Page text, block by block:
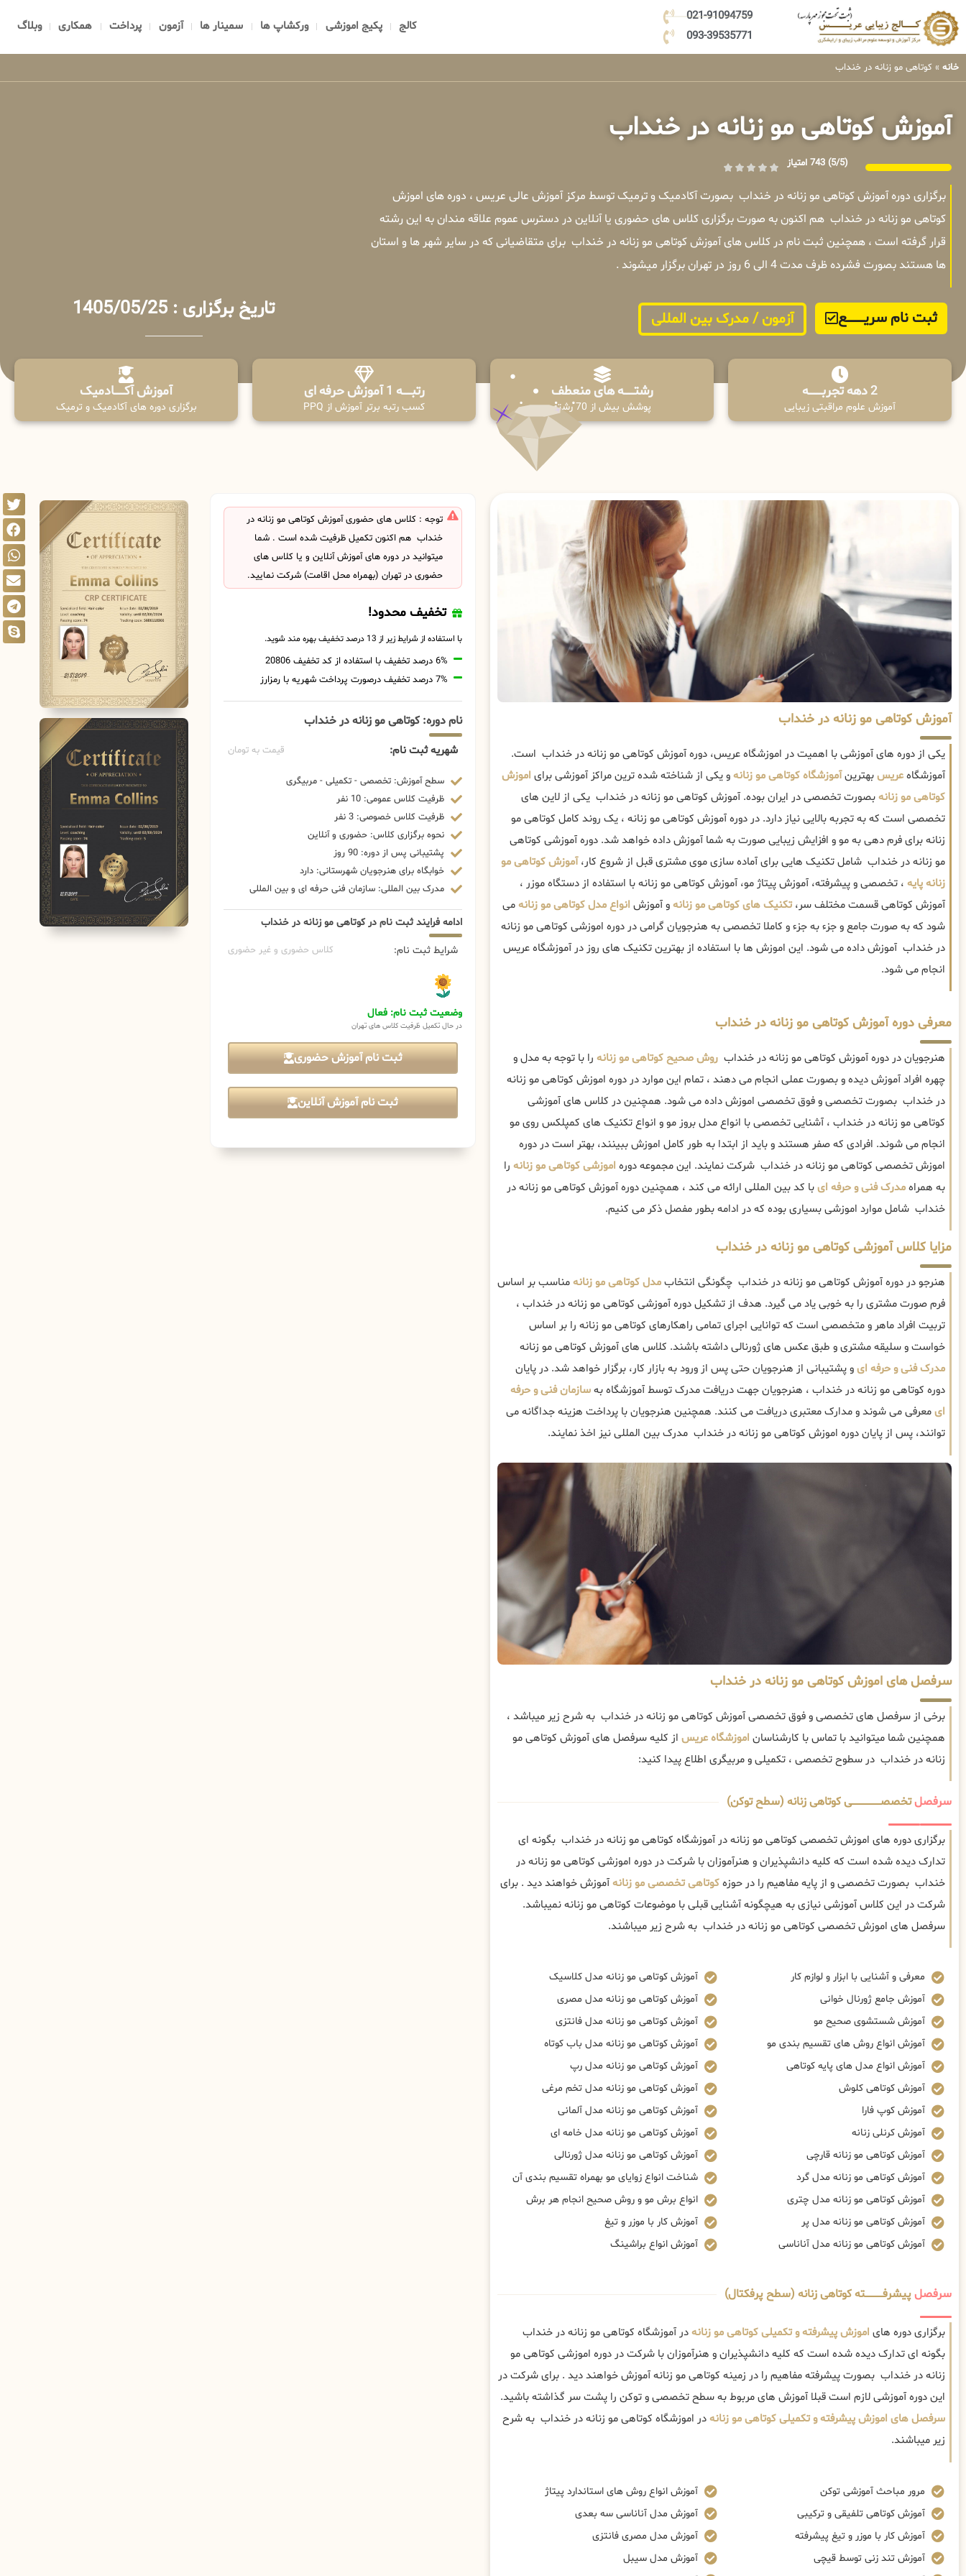
021-91094759
093-39535771
کالج پکیج اموزشی ورکشاپ ها سمینار ها آزمون پرداخت همکاری وبلاگ
خانه » کوتاهی مو زنانه در خنداب
آموزش کوتاهی مو زنانه در خنداب
(5/5) 743 امتیاز
برگزاری دوره آموزش کوتاهی مو زنانه در خنداب بصورت آکادمیک و ترمیک توسط مرکز آموزش عالی عریس ، دوره های اموزش
کوتاهی مو زنانه در خنداب هم اکنون به صورت برگزاری کلاس های حضوری یا آنلاین در دسترس عموم علاقه مندان به این رشته
قرار گرفته است ، همچنین ثبت نام در کلاس های آموزش کوتاهی مو زنانه در خنداب برای متقاضیانی که در سایر شهر ها و استان
ها هستند بصورت فشرده ظرف مدت 4 الی 6 روز در تهران برگزار میشوند .
ثبت نام سریــــــــــــع آزمون / مدرک بین المللی تاریخ برگزاری : 1405/05/25
2 دهه تجربـــــــــه
آموزش علوم مراقبتی زیبایی
رشتـــــــه های منعطف
پوشش بیش از 70 رشته
رتبــــــه 1 آموزش حرفه ای
کسب رتبه برتر آموزش از PPQ
آموزش آکـــــــادمیک
برگزاری دوره های آکادمیک و ترمیک
آموزش کوتاهی مو زنانه در خنداب
یکی از دوره های آموزشی با اهمیت در اموزشگاه عریس، دوره آموزش کوتاهی مو زنانه در خنداب است.
آموزشگاهعریسبهترینآموزشگاه کوتاهی مو زنانهو یکی از شناخته شده ترین مراکز آموزشی برای اموزش
کوتاهی مو زنانهبصورت تخصصی در ایران بوده. آموزش کوتاهی مو زنانه در خنداب یکی از لاین های
تخصصی است که به تجربه بالایی نیاز دارد. در دوره آموزش کوتاهی مو زنانه ، یک روند کامل کوتاهی مو
زنانه برای فرم دهی به مو و افزایش زیبایی صورت به شما آموزش داده خواهد شد. دوره آموزشی کوتاهی
مو زنانه در خنداب شامل تکنیک هایی برای آماده سازی موی مشتری قبل از شروع کار،آموزش کوتاهی مو
زنانه پایه ، تخصصی و پیشرفته، آموزش پیتاژ مو، آموزش کوتاهی مو زنانه با استفاده از دستگاه موزر ،
آموزش کوتاهی قسمت مختلف سر،تکنیک های کوتاهی مو زنانهو آموزش انواع مدل کوتاهی مو زنانهمی
شود که به صورت جامع و جزء به جزء و کاملا تخصصی به هنرجویان گرامی در دوره اموزشی کوتاهی مو زنانه
در خنداب آموزش داده می شود. این اموزش ها با استفاده از بهترین تکنیک های روز در آموزشگاه عریس
انجام می شود.
معرفی دوره آموزش کوتاهی مو زنانه در خنداب
هنرجویان در دوره آموزش کوتاهی مو زنانه در خنداب روش صحیح کوتاهی مو زنانه را با توجه به مدل و
چهره افراد آموزش دیده و بصورت عملی انجام می دهند ، تمام این موارد در دوره اموزش کوتاهی مو زنانه
در خنداب بصورت تخصصی و فوق تخصصی اموزش داده می شود. همچنین در کلاس های آموزشی
کوتاهی مو زنانه در خنداب ، آشنایی تخصصی با انواع مدل بروز مو و انواع تکنیک های کمپلکس روی مو
انجام می شوند. افرادی که صفر هستند و باید از ابتدا به طور کامل اموزش ببینند، بهتر است در دوره
اموزش تخصصی کوتاهی مو زنانه در خنداب شرکت نمایند. این مجموعه دوره اموزشی کوتاهی مو زنانه را
به همراهمدرک فنی و حرفه ایبا کد بین المللی ارائه می کند ، همچنین دوره آموزش کوتاهی مو زنانه در
خنداب شامل موارد اموزشی بسیاری بوده که در ادامه بطور مفصل ذکر می کنیم.
مزایا کلاس آموزشی کوتاهی مو زنانه در خنداب
هنرجو در دوره آموزش کوتاهی مو زنانه در خنداب چگونگی انتخابمدل کوتاهی مو زنانهمناسب بر اساس
فرم صورت مشتری را به خوبی یاد می گیرد. هدف از تشکیل دوره آموزشی کوتاهی مو زنانه در خنداب ،
تربیت افراد ماهر و متخصصی است که توانایی اجرای تمامی راهکارهای کوتاهی مو زنانه را بر اساس
خواست و سلیقه مشتری و طبق عکس های ژورنالی داشته باشند. کلاس های آموزش کوتاهی مو زنانه
مدرک فنی و حرفه ایو پشتیبانی از هنرجویان حتی پس از ورود به بازار کار، برگزار خواهد شد. در پایان
دوره کوتاهی مو زنانه در خنداب ، هنرجویان جهت دریافت مدرک توسط آموزشگاه بهسازمان فنی و حرفه
ایمعرفی می شوند و مدارک معتبری دریافت می کنند. همچنین هنرجویان با پرداخت هزینه جداگانه می
توانند، پس از پایان دوره اموزش کوتاهی مو زنانه در خنداب مدرک بین المللی نیز اخذ نمایند.
سرفصل های اموزش کوتاهی مو زنانه در خنداب
برخی از سرفصل های تخصصی و فوق تخصصی آموزش کوتاهی مو زنانه در خنداب به شرح زیر میباشد ،
همچنین شما میتوانید با تماس با کارشناسان اموزشگاه عریس از کلیه سرفصل های آموزش کوتاهی مو
زنانه در خنداب در سطوح تخصصی ، تکمیلی و مربیگری اطلاع پیدا کنید:
سرفصلتخصصــــــــــــــــــــی کوتاهی زنانه (سطح توکن)
برگزاری دوره های اموزش تخصصی کوتاهی مو زنانه در آموزشگاه کوتاهی مو زنانه در خنداب بگونه ای
تدارک دیده شده است که کلیه دانشپذیران و هنرآموزان با شرکت در دوره اموزشی کوتاهی مو زنانه در
خنداب بصورت تخصصی و از پایه مفاهیم را در حوزهکوتاهی تخصصی مو زنانهآموزش خواهند دید . برای
شرکت در این کلاس آموزشی نیازی به هیچگونه آشنایی قبلی با موضوعات کوتاهی مو زنانه نمیباشد.
سرفصل های اموزش تخصصی کوتاهی مو زنانه در خنداب به شرح زیر میباشند.
معرفی و آشنایی با ابزار و لوازم کار
آموزش جامع ژورنال خوانی
آموزش شستشوی صحیح مو
آموزش انواع روش های تقسیم بندی مو
آموزش انواع مدل های پایه کوتاهی
آموزش کوتاهی کلوش
آموزش کوپ فارا
آموزش کرنلی زنانه
آموزش کوتاهی مو زنانه قارچی
آموزش کوتاهی مو زنانه مدل گرد
آموزش کوتاهی مو زنانه مدل چتری
آموزش کوتاهی مو زنانه مدل پر
آموزش کوتاهی مو زنانه مدل آناناسی
آموزش کوتاهی مو زنانه مدل کلاسیک
آموزش کوتاهی مو زنانه مدل مصری
آموزش کوتاهی مو زنانه مدل فانتزی
آموزش کوتاهی مو زنانه مدل باب کوتاه
آموزش کوتاهی مو زنانه مدل رپ
آموزش کوتاهی مو زنانه مدل تخم مرغی
آموزش کوتاهی مو زنانه مدل آلمانی
آموزش کوتاهی مو زنانه مدل خامه ای
آموزش کوتاهی مو زنانه مدل ژورنالی
شناخت انواع زوایای مو بهمراه تقسیم بندی آن
انواع برش مو و روش صحیح انجام هر برش
آموزش کار با موزر و تیغ
آموزش انواع براشینگ
سرفصلپیشرفــــــــــــته کوتاهی زنانه (سطح پرفکتال)
برگزاری دوره های اموزش پیشرفته و تکمیلی کوتاهی مو زنانهدر آموزشگاه کوتاهی مو زنانه در خنداب
بگونه ای تدارک دیده شده است که کلیه دانشپذیران و هنرآموزان با شرکت در دوره اموزشی کوتاهی مو
زنانه در خنداب بصورت پیشرفته مفاهیم را در زمینه کوتاهی مو زنانه آموزش خواهند دید . برای شرکت در
این دوره آموزشی لازم است قبلا آموزش های مربوط به سطح تخصصی و توکن را پشت سر گذاشته باشید.
سرفصل های اموزش پیشرفته و تکمیلی کوتاهی مو زنانهدر اموزشگاه کوتاهی مو زنانه در خنداب به شرح
زیر میباشند.
مرور مباحث آموزشی توکن
آموزش کوتاهی تلفیقی و ترکیبی
آموزش کار با موزر و تیغ پیشرفته
آموزش تند زنی توسط قیچی
آموزش انواع روش های استاندارد پیتاژ
آموزش مدل آناناسی سه بعدی
آموزش مدل مصری فانتزی
آموزش مدل سیبل
توجه : کلاس های حضوری آموزش کوتاهی مو زنانه در
خنداب هم اکنون تکمیل ظرفیت شده است . شما
میتوانید در دوره های آموزش آنلاین و یا کلاس های
حضوری در تهران (بهمراه محل اقامت) شرکت نمایید.
تخفیف محدود!
با استفاده از شرایط زیر از 13 درصد تخفیف بهره مند شوید.
6% درصد تخفیف با استفاده از کد تخفیف 20806
7% درصد تخفیف درصورت پرداخت شهریه با رمزارز
نام دوره: کوتاهی مو زنانه در خنداب
شهریه ثبت نام: قیمت به تومان
سطح آموزش: تخصصی - تکمیلی - مربیگری
ظرفیت کلاس عمومی: 10 نفر
ظرفیت کلاس خصوصی: 3 نفر
نحوه برگزاری کلاس: حضوری و آنلاین
پشتیبانی پس از دوره: 90 روز
خوابگاه برای هنرجویان شهرستانی: دارد
مدرک بین المللی: سازمان فنی حرفه ای و بین المللی
ادامه فرایند ثبت نام در کوتاهی مو زنانه در خنداب
شرایط ثبت نام: کلاس حضوری و غیر حضوری
وضعیت ثبت نام: فعال
در حال تکمیل ظرفیت کلاس های تهران
ثبت نام آموزش حضوری
ثبت نام آموزش آنلاین